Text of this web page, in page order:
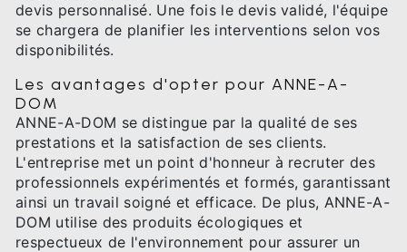
devis personnalisé. Une fois le devis validé, l'équipe
se chargera de planifier les interventions selon vos
disponibilités.
Les avantages d'opter pour ANNE-A-
DOM
ANNE-A-DOM se distingue par la qualité de ses
prestations et la satisfaction de ses clients.
L'entreprise met un point d'honneur à recruter des
professionnels expérimentés et formés, garantissant
ainsi un travail soigné et efficace. De plus, ANNE-A-
DOM utilise des produits écologiques et
respectueux de l'environnement pour assurer un